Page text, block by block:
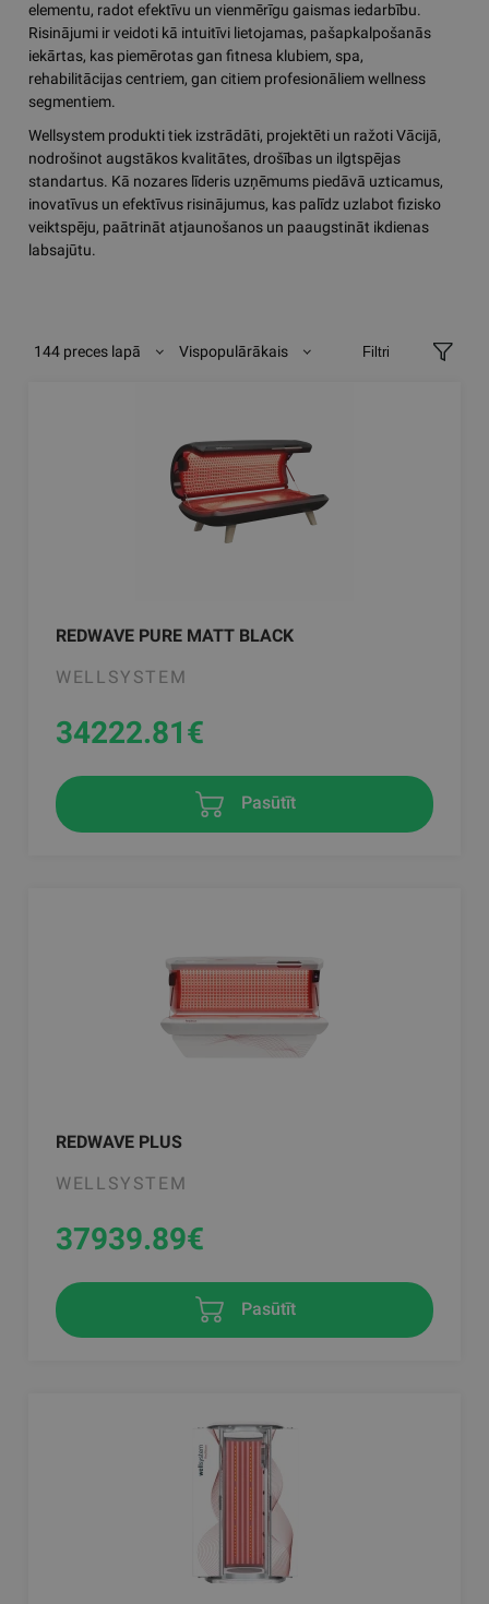
elementu, radot efektīvu un vienmērīgu gaismas iedarbību.
Risinājumi ir veidoti kā intuitīvi lietojamas, pašapkalpošanās
iekārtas, kas piemērotas gan fitnesa klubiem, spa,
rehabilitācijas centriem, gan citiem profesionāliem wellness
segmentiem.
Wellsystem produkti tiek izstrādāti, projektēti un ražoti Vācijā,
nodrošinot augstākos kvalitātes, drošības un ilgtspējas
standartus. Kā nozares līderis uzņēmums piedāvā uzticamus,
inovatīvus un efektīvus risinājumus, kas palīdz uzlabot fizisko
veiktspēju, paātrināt atjaunošanos un paaugstināt ikdienas
labsajūtu.
144 preces lapā Vispopulārākais Filtri
REDWAVE PURE MATT BLACK
WELLSYSTEM
34222.81€
Pasūtīt
REDWAVE PLUS
WELLSYSTEM
37939.89€
Pasūtīt